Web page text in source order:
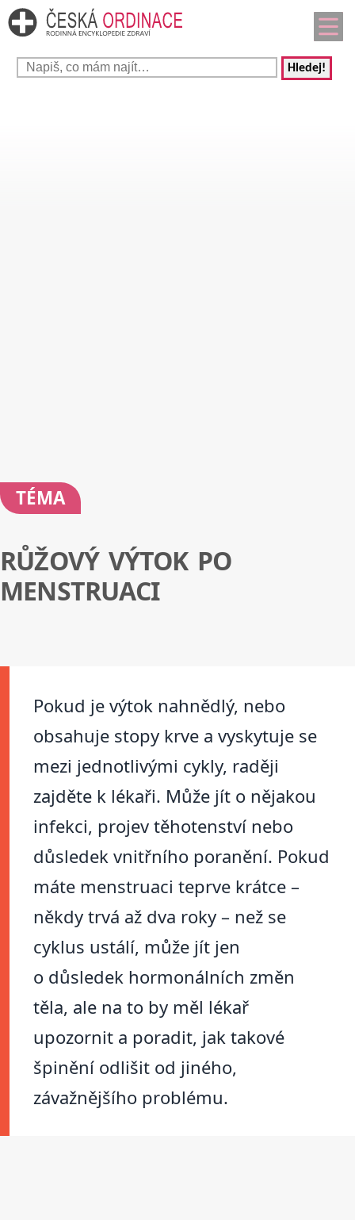
Hledej!
TÉMA
RŮŽOVÝ VÝTOK PO
MENSTRUACI
Pokud je výtok nahnědlý, nebo
obsahuje stopy krve a vyskytuje se
mezi jednotlivými cykly, raději
zajděte k lékaři. Může jít o nějakou
infekci, projev těhotenství nebo
důsledek vnitřního poranění. Pokud
máte menstruaci teprve krátce –
někdy trvá až dva roky – než se
cyklus ustálí, může jít jen
o důsledek hormonálních změn
těla, ale na to by měl lékař
upozornit a poradit, jak takové
špinění odlišit od jiného,
závažnějšího problému.